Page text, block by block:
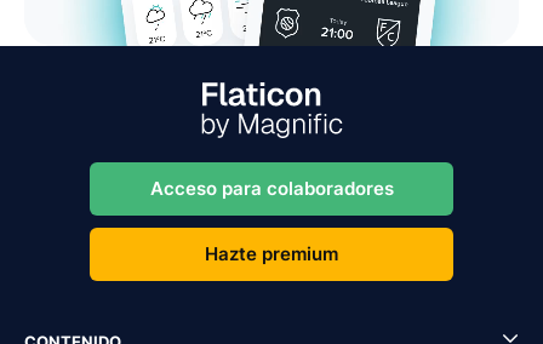
Acceso para colaboradores
Hazte premium